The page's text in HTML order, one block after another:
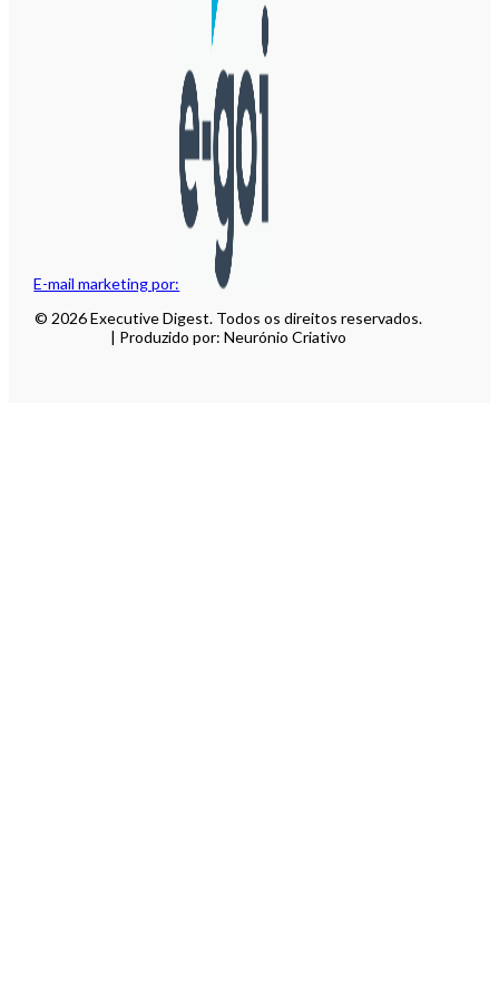
E-mail marketing por:
© 2026 Executive Digest. Todos os direitos reservados.
| Produzido por: Neurónio Criativo